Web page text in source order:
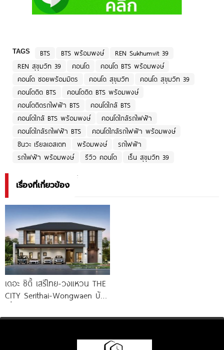
TAGS BTS BTS พร้อมพงษ์
REN Sukhumvit 39
REN สุขุมวิท 39
คอนโด
คอนโด BTS พร้อมพงษ์
คอนโด ซอยพร้อมมิตร
คอนโด สุขุมวิท
คอนโด สุขุมวิท 39
คอนโดติด BTS
คอนโดติด BTS พร้อมพงษ์
คอนโดติดรถไฟฟ้า BTS
คอนโดใกล้ BTS
คอนโดใกล้ BTS พร้อมพงษ์
คอนโดใกล้รถไฟฟ้า
คอนโดใกล้รถไฟฟ้า BTS
คอนโดใกล้รถไฟฟ้า พร้อมพงษ์
ชินวะ เรียลเอสเตท
พร้อมพงษ์
รถไฟฟ้า
รถไฟฟ้า พร้อมพงษ์
รีวิว คอนโด เร็น สุขุมวิท 39
เรื่องที่เกี่ยวข้อง
เดอะ ซิตี้ เสรีไทย-วงแหวน THE
CITY Serithai-Wongwaen บ้าน